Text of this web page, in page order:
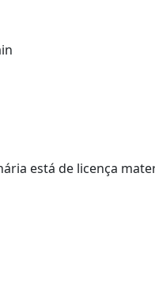
está de licença